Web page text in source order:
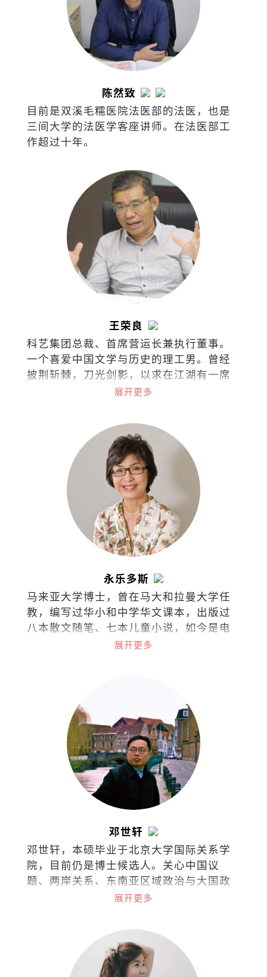
陈然致
目前是双溪毛糯医院法医部的法医，也是
三间大学的法医学客座讲师。在法医部工
作超过十年。
王荣良
科艺集团总裁、首席营运长兼执行董事。
一个喜爱中国文学与历史的理工男。曾经
披荆斩棘，刀光剑影，以求在江湖有一席
之地。现在只想铅华尽洗，退隐江湖，浪
展开更多
永乐多斯
马来亚大学博士，曾在马大和拉曼大学任
教，编写过华小和中学华文课本，出版过
八本散文随笔、七本儿童小说，如今是电
台节目《思想泉源》主持人。
展开更多
邓世轩
邓世轩，本硕毕业于北京大学国际关系学
院，目前仍是博士候选人。关心中国议
题、两岸关系、东南亚区域政治与大国政
治下的小国能动性。展开更多